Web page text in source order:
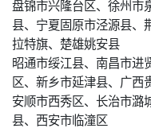
盘锦市兴隆台区、徐州市
县、宁夏固原市泾源县、
拉特旗、楚雄姚安县
昭通市绥江县、南昌市进
区、新乡市延津县、广西
安顺市西秀区、长治市潞
县、西安市临潼区